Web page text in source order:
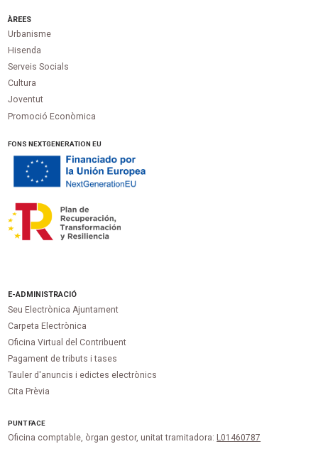
ÀREES
Urbanisme
Hisenda
Serveis Socials
Cultura
Joventut
Promoció Econòmica
FONS NEXTGENERATION EU
E-ADMINISTRACIÓ
Seu Electrònica Ajuntament
Carpeta Electrònica
Oficina Virtual del Contribuent
Pagament de tributs i tases
Tauler d'anuncis i edictes electrònics
Cita Prèvia
PUNTFACE
Oficina comptable, òrgan gestor, unitat tramitadora: L01460787